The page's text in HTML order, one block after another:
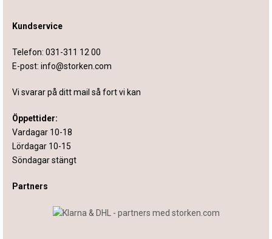
Kundservice
Telefon: 031-311 12 00
E-post: info@storken.com
Vi svarar på ditt mail så fort vi kan
Öppettider:
Vardagar 10-18
Lördagar 10-15
Söndagar stängt
Partners